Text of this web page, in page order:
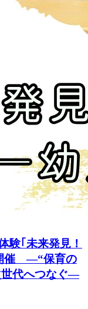
験｢未来発見！
催 ―“保育の
世代へつなぐ―